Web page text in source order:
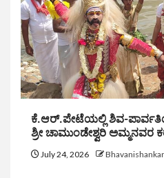
ಕೆ.ಆರ್.ಪೇಟೆಯಲ್ಲಿ ಶಿವ-
ಶ್ರೀ ಚಾಮುಂಡೇಶ್ವರಿ
July 24, 2026